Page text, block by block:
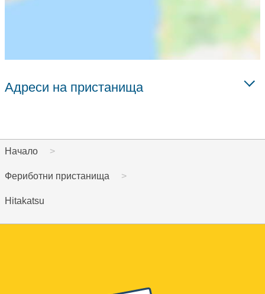
Адреси на пристанища
Начало
Фериботни пристанища
Hitakatsu